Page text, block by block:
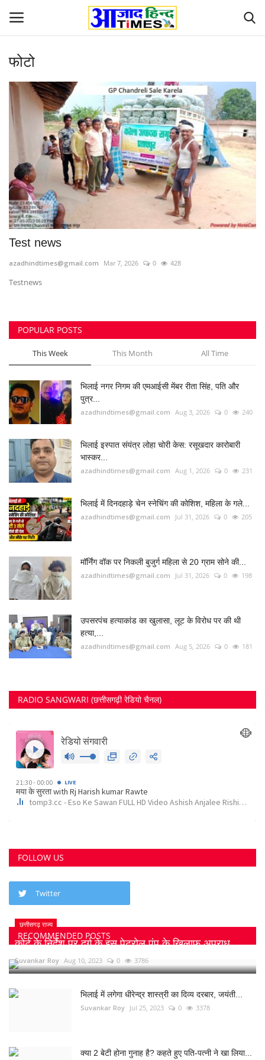
Home
ओडिशा
Contact
देश-विदेश
छत्तीसगढ़ राज्य
मनोरंजन
राशिफल
खेल
बिजनेस
फोटो
वीडियो
फोटो
Test news
azadhindtimes@gmail.com Mar 7, 2026 0 428
Testnews
POPULAR POSTS
This Week This Month All Time
भिलाई नगर निगम की एमआईसी मेंबर रीता सिंह, पति और
पुत्र...
azadhindtimes@gmail.com Aug 3, 2026 0 240
भिलाई इस्पात संयंत्र लोहा चोरी केस: रसूखदार कारोबारी
भास्कर...
azadhindtimes@gmail.com Aug 1, 2026 0 231
भिलाई में दिनदहाड़े चेन स्नेचिंग की कोशिश, महिला के गले...
azadhindtimes@gmail.com Jul 31, 2026 0 205
मॉर्निंग वॉक पर निकली बुजुर्ग महिला से 20 ग्राम सोने की...
azadhindtimes@gmail.com Jul 31, 2026 0 198
उपसरपंच हत्याकांड का खुलासा, लूट के विरोध पर की थी
हत्या,...
azadhindtimes@gmail.com Aug 5, 2026 0 181
RADIO SANGWARI (छत्तीसगढ़ी रेडियो चैनल)
FOLLOW US
Twitter
RECOMMENDED POSTS
छत्तीसगढ़ राज्य
कोर्ट के निर्देश पर दुर्ग के इस पेट्रोल पंप के खिलाफ अपराध...
Suvankar Roy Aug 10, 2023 0 3786
भिलाई में लगेगा धीरेन्द्र शास्त्री का दिव्य दरबार, जयंती...
Suvankar Roy Jul 25, 2023 0 3378
क्या 2 बेटी होना गुनाह है? कहते हुए पति-पत्नी ने खा लिया...